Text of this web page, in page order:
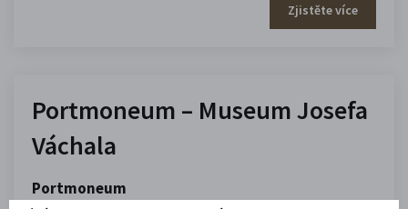
Zjistěte více
Portmoneum – Museum Josefa
Váchala
Portmoneum